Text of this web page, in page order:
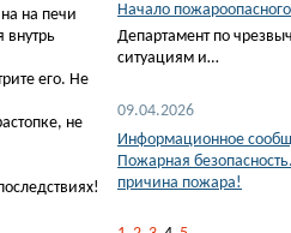
на печи
внутрь
его. Не
не
Начало
Департамент по
ситуациям и…
09.04.2026
Информационное
Пожарная
причина пожара!